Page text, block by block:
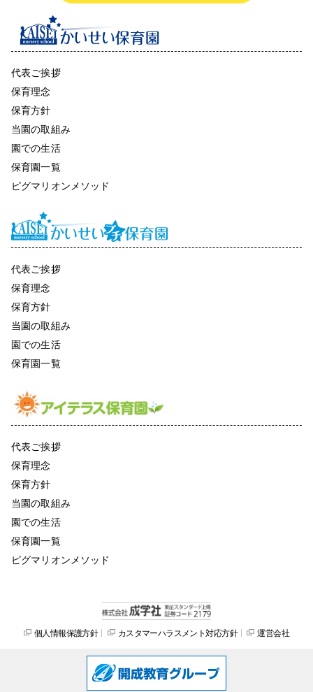
代表ご挨拶
保育理念
保育方針
当園の取組み
園での生活
保育園一覧
ピグマリオンメソッド
代表ご挨拶
保育理念
保育方針
当園の取組み
園での生活
保育園一覧
代表ご挨拶
保育理念
保育方針
当園の取組み
園での生活
保育園一覧
ピグマリオンメソッド
個人情報保護方針 カスタマーハラスメント対応方針 運営会社